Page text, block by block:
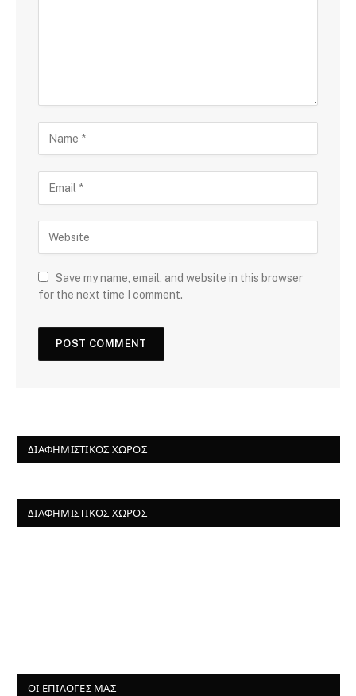
Save my name, email, and website in this browser
for the next time I comment.
ΔΙΑΦΗΜΙΣΤΙΚΌΣ ΧΏΡΟΣ
ΔΙΑΦΗΜΙΣΤΙΚΌΣ ΧΏΡΟΣ
ΟΙ ΕΠΙΛΟΓΈΣ ΜΑΣ